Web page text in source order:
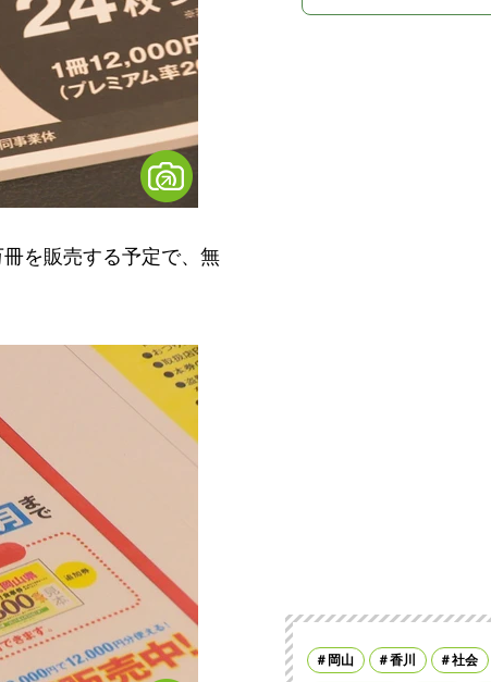
を販売する予定で、無
岡山 香川 社会